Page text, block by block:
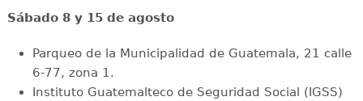
Sábado 8 y 15 de agosto
Parqueo de la Municipalidad de Guatemala, 21 calle
6-77, zona 1.
Instituto Guatemalteco de Seguridad Social (IGSS)